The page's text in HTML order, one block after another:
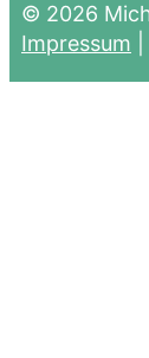
© 2026
Impressum